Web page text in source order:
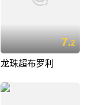
7.2
龙珠超布罗利